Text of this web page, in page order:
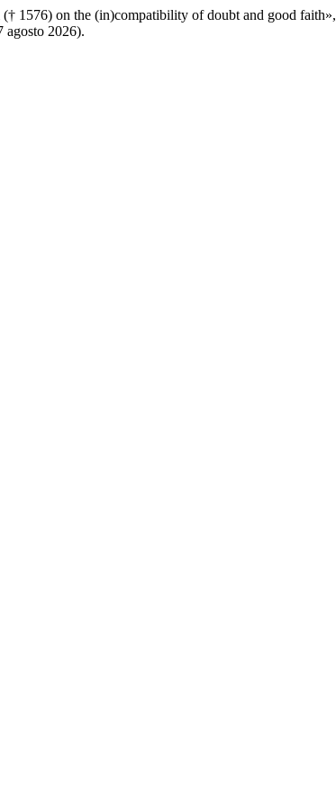
1576) on the (in)compatibility of doubt and good faith»,
agosto 2026).